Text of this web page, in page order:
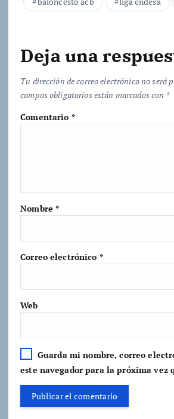
o
.
Deja una
Tu dirección de correo electrónico no será
campos obligatorios están marcados con *
Comentario *
Nombre*
Correo electrónico *
Web
Guarda mi nombre, correo
este navegador para la próxima vez